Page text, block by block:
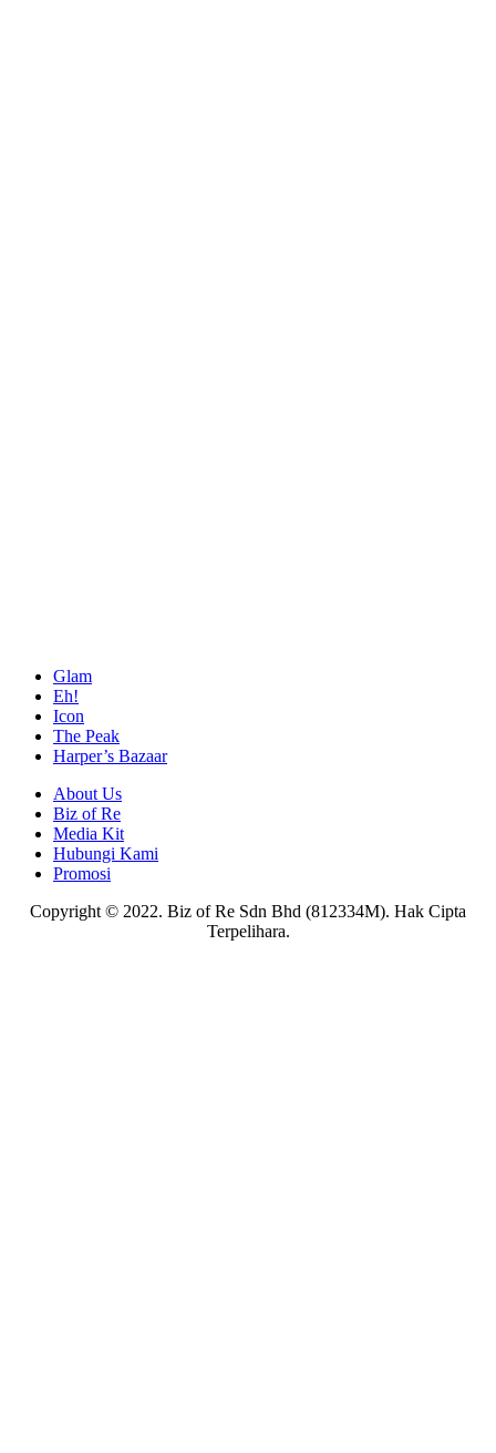
Glam
Eh!
Icon
The Peak
Harper’s Bazaar
About Us
Biz of Re
Media Kit
Hubungi Kami
Promosi
Copyright © 2022. Biz of Re Sdn Bhd (812334M). Hak Cipta
Terpelihara.